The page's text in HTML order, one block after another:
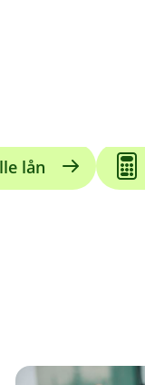
lån